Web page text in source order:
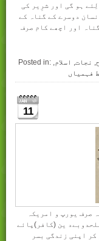
ہو گی اور شرِیر کی
دوسرے کے گناہ کے
اور اچھے کام صرف
Posted in:
, نجات, اسلام,
فہمیاں
11
صرف یورپ و امریکہ
ین (کافر)پائے
اپنی زندگی بسر